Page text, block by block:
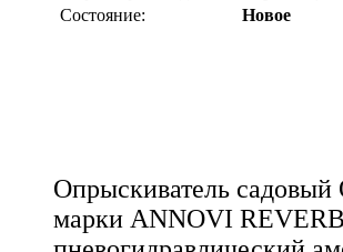
Состояние:
Новое
Опрыскиватель
марки ANNOVI